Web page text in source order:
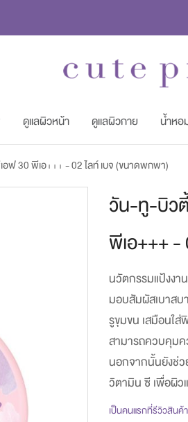
ดูแลผิวหน้า ดูแลผิวกาย น้ำหอ
ฟ 30 พีเอ+++ - 02 ไลท์ เบจ (ขนาดพกพา)
วัน-ทู-บิว
พีเอ+++ -
นวัตกรรมแป้งงา
มอบสัมผัสเบาสบ
รูขุมขน เสมือนใ
สามารถควบคุมค
นอกจากนั้นยังช่ว
วิตามิน ซี เพื่อผิว
เป็นคนแรกที่รีวิวสินค้
images
gallery